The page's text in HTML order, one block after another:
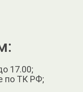
17.00;
по ТК РФ;